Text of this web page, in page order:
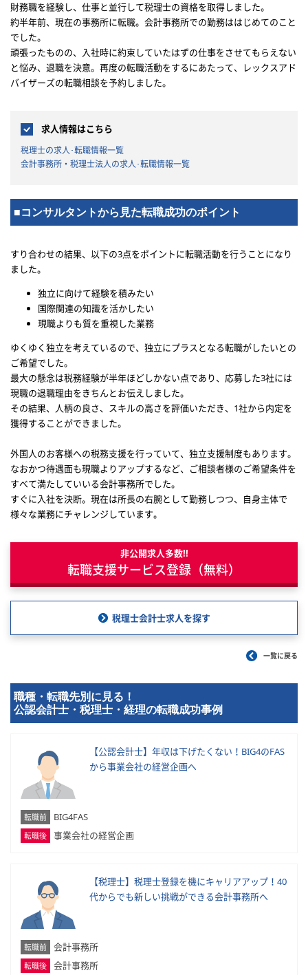
財務職を経験し、仕事と並行して税理士の資格を取得しました。
約半年前、現在の事務所に転職。会計事務所での勤務ははじめてのこと
でした。
頑張ったものの、入社時に約束していたはずの仕事をさせてもらえない
と悩み、退職を決意。再度の転職活動をするにあたって、レックスアド
バイザーズの転職相談を予約しました。
求人情報はこちら
税理士の求人･転職情報一覧
会計事務所・税理士法人の求人･転職情報一覧
■コンサルタントから見た転職成功のポイント
すり合わせの結果、以下の3点をポイントに転職活動を行うことになり
ました。
独立に向けて経験を積みたい
国際関連の知識を活かしたい
現職よりも質を重視した業務
ゆくゆく独立を考えているので、独立にプラスとなる転職がしたいとの
ご希望でした。
最大の懸念は税務経験が半年ほどしかない点であり、応募した3社には
現職の退職理由をきちんとお伝えしました。
その結果、人柄の良さ、スキルの高さを評価いただき、1社から内定を
獲得することができました。
外国人のお客様への税務支援を行っていて、独立支援制度もあります。
なおかつ待遇面も現職よりアップするなど、ご相談者様のご希望条件を
すべて満たしていいる会計事務所でした。
すぐに入社を決断。現在は所長の右腕として勤務しつつ、自身主体で
様々な業務にチャレンジしています。
非公開求人多数!!
転職支援サービス登録（無料）
税理士会計士求人を探す
一覧に戻る
職種・転職先別に見る！
公認会計士・税理士・経理の転職成功事例
【公認会計士】年収は下げたくない！BIG4のFAS
から事業会社の経営企画へ
転職前 BIG4FAS
転職後 事業会社の経営企画
【税理士】税理士登録を機にキャリアアップ！40
代からでも新しい挑戦ができる会計事務所へ
転職前 会計事務所
転職後 会計事務所